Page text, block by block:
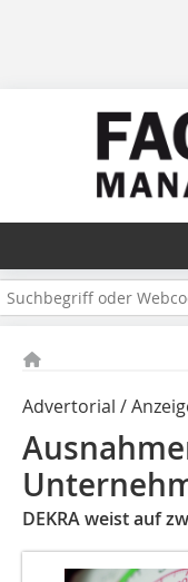
Advertorial /
DEKRA weist auf